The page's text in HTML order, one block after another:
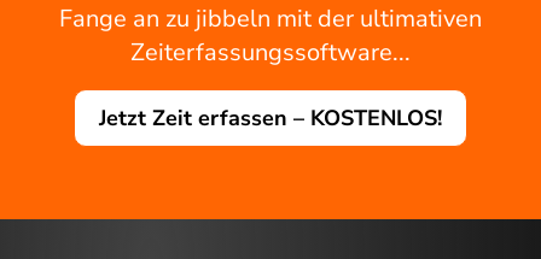
Fange an zu jibbeln mit der ultimativen
Zeiterfassungssoftware...
Jetzt Zeit erfassen – KOSTENLOS!